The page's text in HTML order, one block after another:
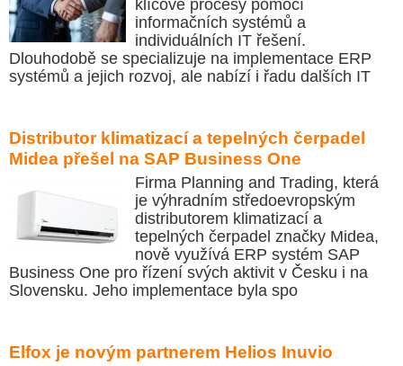
klíčové procesy pomocí
informačních systémů a
individuálních IT řešení.
Dlouhodobě se specializuje na implementace ERP
systémů a jejich rozvoj, ale nabízí i řadu dalších IT
Distributor klimatizací a tepelných čerpadel
Midea přešel na SAP Business One
Firma Planning and Trading, která
je výhradním středoevropským
distributorem klimatizací a
tepelných čerpadel značky Midea,
nově využívá ERP systém SAP
Business One pro řízení svých aktivit v Česku i na
Slovensku. Jeho implementace byla spo
Elfox je novým partnerem Helios Inuvio